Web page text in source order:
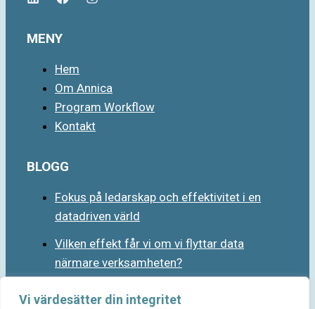
Vi värdesätter din integritet
MENY
Hem
Om Annica
Program Workflow
Kontakt
BLOGG
Fokus på ledarskap och effektivitet i en
datadriven värld
Vilken effekt får vi om vi flyttar data
närmare verksamheten?